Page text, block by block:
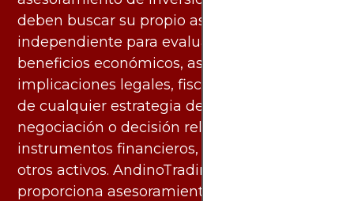
deben buscar su propio asesoramiento
independiente para evaluar los riesgos y
beneficios económicos, así como las
implicaciones legales, fiscales y contables
de cualquier estrategia de inversión,
negociación o decisión relacionada con
instrumentos financieros, materias primas u
otros activos. AndinoTrading.com no
proporciona asesoramiento legal, contable o